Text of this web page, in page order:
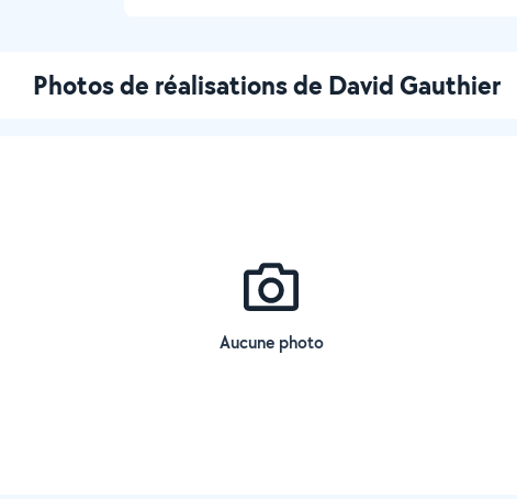
Photos de réalisations de David Gauthier
Aucune photo